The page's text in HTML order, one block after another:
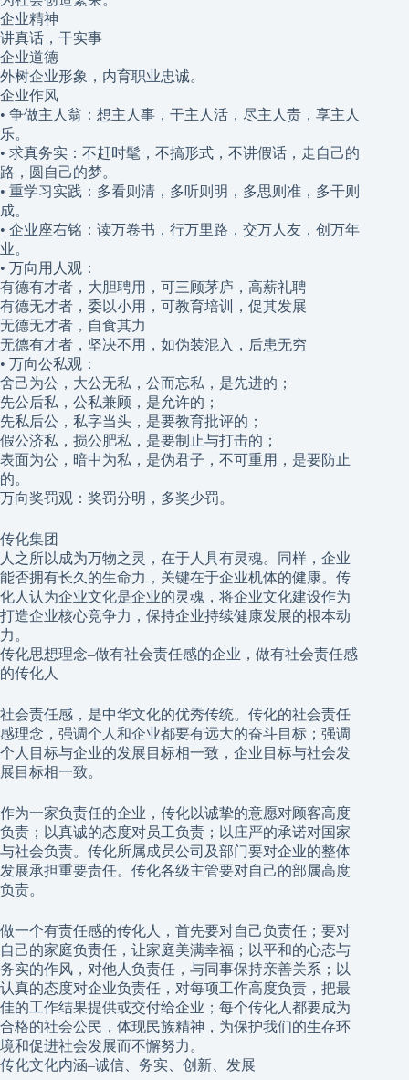
企业精神
讲真话，干实事
企业道德
外树企业形象，内育职业忠诚。
企业作风
• 争做主人翁：想主人事，干主人活，尽主人责，享主人
乐。
• 求真务实：不赶时髦，不搞形式，不讲假话，走自己的
路，圆自己的梦。
• 重学习实践：多看则清，多听则明，多思则准，多干则
成。
• 企业座右铭：读万卷书，行万里路，交万人友，创万年
业。
• 万向用人观：
有德有才者，大胆聘用，可三顾茅庐，高薪礼聘
有德无才者，委以小用，可教育培训，促其发展
无德无才者，自食其力
无德有才者，坚决不用，如伪装混入，后患无穷
• 万向公私观：
舍己为公，大公无私，公而忘私，是先进的；
先公后私，公私兼顾，是允许的；
先私后公，私字当头，是要教育批评的；
假公济私，损公肥私，是要制止与打击的；
表面为公，暗中为私，是伪君子，不可重用，是要防止
的。
万向奖罚观：奖罚分明，多奖少罚。
传化集团
人之所以成为万物之灵，在于人具有灵魂。同样，企业
能否拥有长久的生命力，关键在于企业机体的健康。传
化人认为企业文化是企业的灵魂，将企业文化建设作为
打造企业核心竞争力，保持企业持续健康发展的根本动
力。
传化思想理念–做有社会责任感的企业，做有社会责任感
的传化人
社会责任感，是中华文化的优秀传统。传化的社会责任
感理念，强调个人和企业都要有远大的奋斗目标；强调
个人目标与企业的发展目标相一致，企业目标与社会发
展目标相一致。
作为一家负责任的企业，传化以诚挚的意愿对顾客高度
负责；以真诚的态度对员工负责；以庄严的承诺对国家
与社会负责。传化所属成员公司及部门要对企业的整体
发展承担重要责任。传化各级主管要对自己的部属高度
负责。
做一个有责任感的传化人，首先要对自己负责任；要对
自己的家庭负责任，让家庭美满幸福；以平和的心态与
务实的作风，对他人负责任，与同事保持亲善关系；以
认真的态度对企业负责任，对每项工作高度负责，把最
佳的工作结果提供或交付给企业；每个传化人都要成为
合格的社会公民，体现民族精神，为保护我们的生存环
境和促进社会发展而不懈努力。
传化文化内涵–诚信、务实、创新、发展